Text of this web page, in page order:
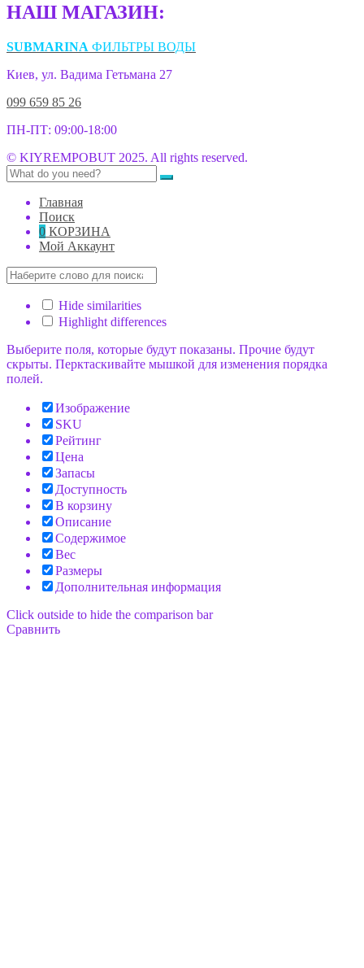
НАШ МАГАЗИН:
SUBMARINA ФИЛЬТРЫ ВОДЫ
Киев, ул. Вадима Гетьмана 27
099 659 85 26
ПН-ПТ: 09:00-18:00
© KIYREMPOBUT 2025. All rights reserved.
Главная
Поиск
0 КОРЗИНА
Мой Аккаунт
Hide similarities
Highlight differences
Выберите поля, которые будут показаны. Прочие будут
скрыты. Перктаскивайте мышкой для изменения порядка
полей.
Изображение
SKU
Рейтинг
Цена
Запасы
Доступность
В корзину
Описание
Содержимое
Вес
Размеры
Дополнительная информация
Click outside to hide the comparison bar
Сравнить